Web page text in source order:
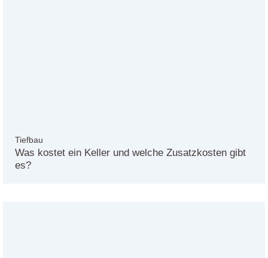
Tiefbau
Was kostet ein Keller und welche Zusatzkosten gibt
es?